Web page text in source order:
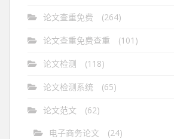
论文查重免费 (264)
论文查重免费查重 (101)
论文检测 (118)
论文检测系统 (65)
论文范文
(62)
电子商务论文
(24)